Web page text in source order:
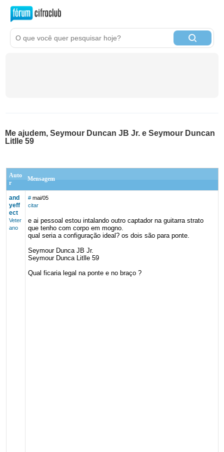
Me ajudem, Seymour Duncan JB Jr. e Seymour Duncan
Litlle 59
Auto
r
Mensagem
and
yeff
ect
Veter
ano
# mai/05
citar
e ai pessoal estou intalando outro captador na guitarra strato
que tenho com corpo em mogno.
qual seria a configuração ideal? os dois são para ponte.
Seymour Dunca JB Jr.
Seymour Dunca Litlle 59
Qual ficaria legal na ponte e no braço ?